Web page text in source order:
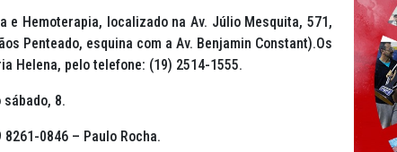
Hemoterapia, localizado na Av. Júlio Mesquita, 571,
Penteado, esquina com a Av. Benjamin Constant).Os
Helena, pelo telefone: (19) 2514-1555.
8.
0846 – Paulo Rocha.